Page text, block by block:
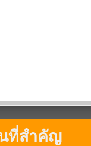
ที่สำคัญ